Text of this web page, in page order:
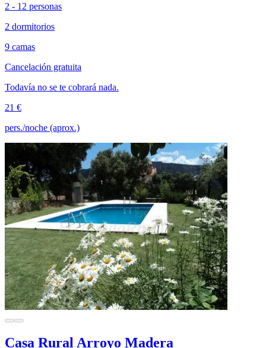
2 - 12 personas
2 dormitorios
9 camas
Cancelación gratuita
Todavía no se te cobrará nada.
21 €
pers./noche (aprox.)
Casa Rural Arroyo Madera